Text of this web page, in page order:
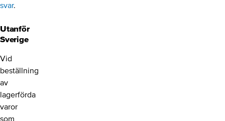
svar.
Utanför
Sverige
Vid
beställning
av
lagerförda
varor
som